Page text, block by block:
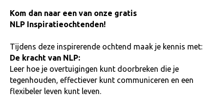
Kom dan naar een van onze gratis
NLP Inspiratieochtenden!
Tijdens deze inspirerende ochtend maak je kennis met:
De kracht van NLP:
Leer hoe je overtuigingen kunt doorbreken die je
tegenhouden, effectiever kunt communiceren en een
flexibeler leven kunt leven.